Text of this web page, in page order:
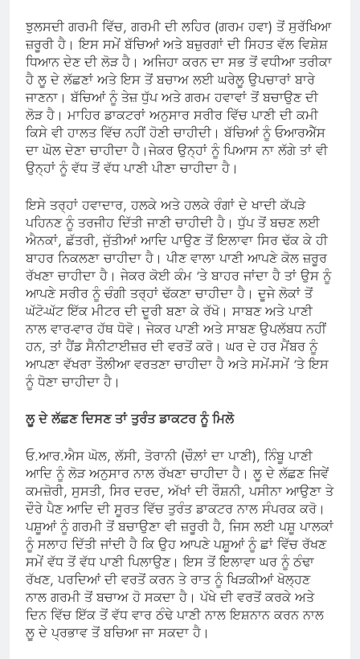
ਝੁਲਸਦੀ ਗਰਮੀ ਵਿੱਚ, ਗਰਮੀ ਦੀ ਲਹਿਰ (ਗਰਮ ਹਵਾ) ਤੋਂ ਸੁਰੱਖਿਆ
ਜ਼ਰੂਰੀ ਹੈ। ਇਸ ਸਮੇਂ ਬੱਚਿਆਂ ਅਤੇ ਬਜ਼ੁਰਗਾਂ ਦੀ ਸਿਹਤ ਵੱਲ ਵਿਸ਼ੇਸ਼
ਧਿਆਨ ਦੇਣ ਦੀ ਲੋੜ ਹੈ। ਅਜਿਹਾ ਕਰਨ ਦਾ ਸਭ ਤੋਂ ਵਧੀਆ ਤਰੀਕਾ
ਹੈ ਲੂ ਦੇ ਲੱਛਣਾਂ ਅਤੇ ਇਸ ਤੋਂ ਬਚਾਅ ਲਈ ਘਰੇਲੂ ਉਪਚਾਰਾਂ ਬਾਰੇ
ਜਾਣਨਾ। ਬੱਚਿਆਂ ਨੂੰ ਤੇਜ਼ ਧੁੱਪ ਅਤੇ ਗਰਮ ਹਵਾਵਾਂ ਤੋਂ ਬਚਾਉਣ ਦੀ
ਲੋੜ ਹੈ। ਮਾਹਿਰ ਡਾਕਟਰਾਂ ਅਨੁਸਾਰ ਸਰੀਰ ਵਿੱਚ ਪਾਣੀ ਦੀ ਕਮੀ
ਕਿਸੇ ਵੀ ਹਾਲਤ ਵਿੱਚ ਨਹੀਂ ਹੋਣੀ ਚਾਹੀਦੀ। ਬੱਚਿਆਂ ਨੂੰ ਓਆਰਐੱਸ
ਦਾ ਘੋਲ ਦੇਣਾ ਚਾਹੀਦਾ ਹੈ।ਜੇਕਰ ਉਨ੍ਹਾਂ ਨੂੰ ਪਿਆਸ ਨਾ ਲੱਗੇ ਤਾਂ ਵੀ
ਉਨ੍ਹਾਂ ਨੂੰ ਵੱਧ ਤੋਂ ਵੱਧ ਪਾਣੀ ਪੀਣਾ ਚਾਹੀਦਾ ਹੈ।
ਇਸੇ ਤਰ੍ਹਾਂ ਹਵਾਦਾਰ, ਹਲਕੇ ਅਤੇ ਹਲਕੇ ਰੰਗਾਂ ਦੇ ਖਾਦੀ ਕੱਪੜੇ
ਪਹਿਨਣ ਨੂੰ ਤਰਜੀਹ ਦਿੱਤੀ ਜਾਣੀ ਚਾਹੀਦੀ ਹੈ। ਧੁੱਪ ਤੋਂ ਬਚਣ ਲਈ
ਐਨਕਾਂ, ਛੱਤਰੀ, ਜੁੱਤੀਆਂ ਆਦਿ ਪਾਉਣ ਤੋਂ ਇਲਾਵਾ ਸਿਰ ਢੱਕ ਕੇ ਹੀ
ਬਾਹਰ ਨਿਕਲਣਾ ਚਾਹੀਦਾ ਹੈ। ਪੀਣ ਵਾਲਾ ਪਾਣੀ ਆਪਣੇ ਕੋਲ ਜ਼ਰੂਰ
ਰੱਖਣਾ ਚਾਹੀਦਾ ਹੈ। ਜੇਕਰ ਕੋਈ ਕੰਮ ‘ਤੇ ਬਾਹਰ ਜਾਂਦਾ ਹੈ ਤਾਂ ਉਸ ਨੂੰ
ਆਪਣੇ ਸਰੀਰ ਨੂੰ ਚੰਗੀ ਤਰ੍ਹਾਂ ਢੱਕਣਾ ਚਾਹੀਦਾ ਹੈ। ਦੂਜੇ ਲੋਕਾਂ ਤੋਂ
ਘੱਟੋ-ਘੱਟ ਇੱਕ ਮੀਟਰ ਦੀ ਦੂਰੀ ਬਣਾ ਕੇ ਰੱਖੋ। ਸਾਬਣ ਅਤੇ ਪਾਣੀ
ਨਾਲ ਵਾਰ-ਵਾਰ ਹੱਥ ਧੋਵੋ। ਜੇਕਰ ਪਾਣੀ ਅਤੇ ਸਾਬਣ ਉਪਲੱਬਧ ਨਹੀਂ
ਹਨ, ਤਾਂ ਹੈਂਡ ਸੈਨੀਟਾਈਜ਼ਰ ਦੀ ਵਰਤੋਂ ਕਰੋ। ਘਰ ਦੇ ਹਰ ਮੈਂਬਰ ਨੂੰ
ਆਪਣਾ ਵੱਖਰਾ ਤੌਲੀਆ ਵਰਤਣਾ ਚਾਹੀਦਾ ਹੈ ਅਤੇ ਸਮੇਂ-ਸਮੇਂ ‘ਤੇ ਇਸ
ਨੂੰ ਧੋਣਾ ਚਾਹੀਦਾ ਹੈ।
ਲੂ ਦੇ ਲੱਛਣ ਦਿਸਣ ਤਾਂ ਤੁਰੰਤ ਡਾਕਟਰ ਨੂੰ ਮਿਲੋ
ਓ.ਆਰ.ਐਸ ਘੋਲ, ਲੱਸੀ, ਤੋਰਾਨੀ (ਚੌਲ਼ਾਂ ਦਾ ਪਾਣੀ), ਨਿੰਬੂ ਪਾਣੀ
ਆਦਿ ਨੂੰ ਲੋੜ ਅਨੁਸਾਰ ਨਾਲ ਰੱਖਣਾ ਚਾਹੀਦਾ ਹੈ। ਲੂ ਦੇ ਲੱਛਣ ਜਿਵੇਂ
ਕਮਜ਼ੋਰੀ, ਸੁਸਤੀ, ਸਿਰ ਦਰਦ, ਅੱਖਾਂ ਦੀ ਰੌਸ਼ਨੀ, ਪਸੀਨਾ ਆਉਣਾ ਤੇ
ਦੌਰੇ ਪੈਣ ਆਦਿ ਦੀ ਸੂਰਤ ਵਿੱਚ ਤੁਰੰਤ ਡਾਕਟਰ ਨਾਲ ਸੰਪਰਕ ਕਰੋ।
ਪਸ਼ੂਆਂ ਨੂੰ ਗਰਮੀ ਤੋਂ ਬਚਾਉਣਾ ਵੀ ਜ਼ਰੂਰੀ ਹੈ, ਜਿਸ ਲਈ ਪਸ਼ੂ ਪਾਲਕਾਂ
ਨੂੰ ਸਲਾਹ ਦਿੱਤੀ ਜਾਂਦੀ ਹੈ ਕਿ ਉਹ ਆਪਣੇ ਪਸ਼ੂਆਂ ਨੂੰ ਛਾਂ ਵਿੱਚ ਰੱਖਣ
ਸਮੇਂ ਵੱਧ ਤੋਂ ਵੱਧ ਪਾਣੀ ਪਿਲਾਉਣ। ਇਸ ਤੋਂ ਇਲਾਵਾ ਘਰ ਨੂੰ ਠੰਢਾ
ਰੱਖਣ, ਪਰਦਿਆਂ ਦੀ ਵਰਤੋਂ ਕਰਨ ਤੇ ਰਾਤ ਨੂੰ ਖਿੜਕੀਆਂ ਖੋਲ੍ਹਣ
ਨਾਲ ਗਰਮੀ ਤੋਂ ਬਚਾਅ ਹੋ ਸਕਦਾ ਹੈ। ਪੱਖੇ ਦੀ ਵਰਤੋਂ ਕਰਕੇ ਅਤੇ
ਦਿਨ ਵਿੱਚ ਇੱਕ ਤੋਂ ਵੱਧ ਵਾਰ ਠੰਢੇ ਪਾਣੀ ਨਾਲ ਇਸ਼ਨਾਨ ਕਰਨ ਨਾਲ
ਲੂ ਦੇ ਪ੍ਰਭਾਵ ਤੋਂ ਬਚਿਆ ਜਾ ਸਕਦਾ ਹੈ।